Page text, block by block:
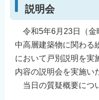
説明会
令和5年6月23日（金
中高層建築物に関わる
において戸別説明を実
内容の説明会を実施い
当日の質疑概要につ